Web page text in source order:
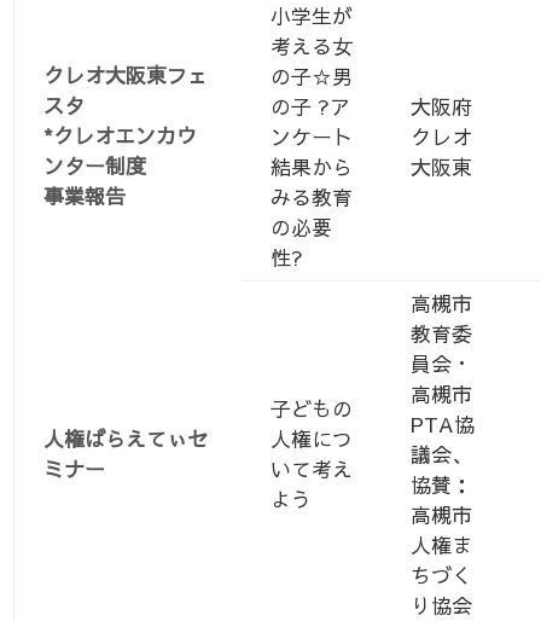
クレオ大阪東フェ
スタ
*クレオエンカウ
ンター制度
事業報告
小学生が
考える女
の子☆男
の子 ?ア
ンケート
結果から
みる教育
の必要
性?
大阪府
クレオ
大阪東
人権ばらえてぃセ
ミナー
子どもの
人権につ
いて考え
よう
高槻市
教育委
員会・
高槻市
PTA協
議会、
協賛：
高槻市
人権ま
ちづく
り協会